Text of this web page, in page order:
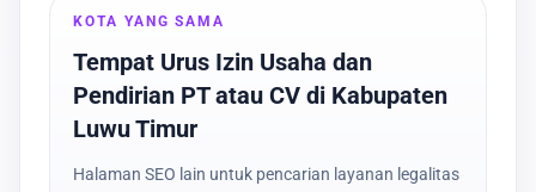
KOTA YANG SAMA
Tempat Urus Izin Usaha dan
Pendirian PT atau CV di Kabupaten
Luwu Timur
Halaman SEO lain untuk pencarian layanan legalitas